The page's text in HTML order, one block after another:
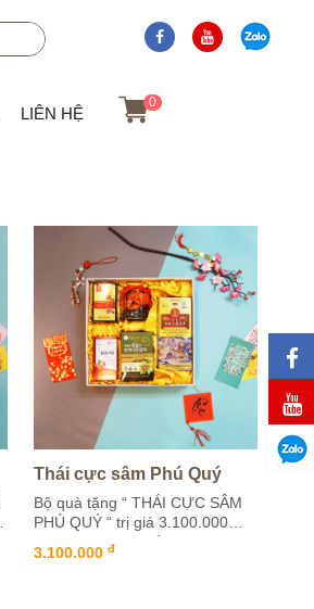
LIÊN HỆ
0
Thái cực sâm Phú Quý
Bộ quà tặng “ THÁI CỰC SÂM
PHÚ QUÝ “ trị giá 3.100.000
VNĐ – Bộ sản phẩm với 5 sản
phẩm cao cấp, tâm điểm là
3.100.000 đ